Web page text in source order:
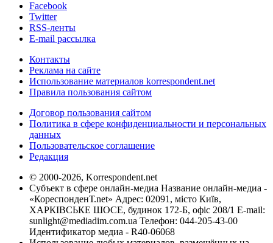
Facebook
Twitter
RSS-ленты
E-mail рассылка
Контакты
Реклама на сайте
Использование материалов korrespondent.net
Правила пользования сайтом
Договор пользования сайтом
Политика в сфере конфиденциальности и персональных
данных
Пользовательское соглашение
Редакция
© 2000-2026, Korrespondent.net
Субъект в сфере онлайн-медиа Название онлайн-медиа -
«КореспонденТ.net» Адрес: 02091, місто Київ,
ХАРКІВСЬКЕ ШОСЕ, будинок 172-Б, офіс 208/1 E-mail:
sunlight@mediadim.com.ua Телефон: 044-205-43-00
Идентификатор медиа - R40-06068